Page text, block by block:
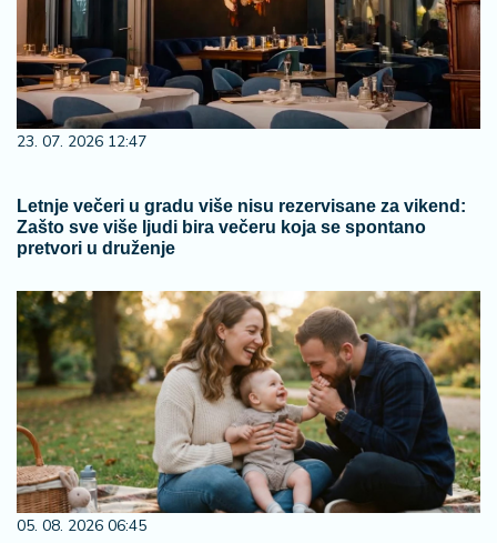
23. 07. 2026 12:47
Letnje večeri u gradu više nisu rezervisane za vikend:
Zašto sve više ljudi bira večeru koja se spontano
pretvori u druženje
05. 08. 2026 06:45